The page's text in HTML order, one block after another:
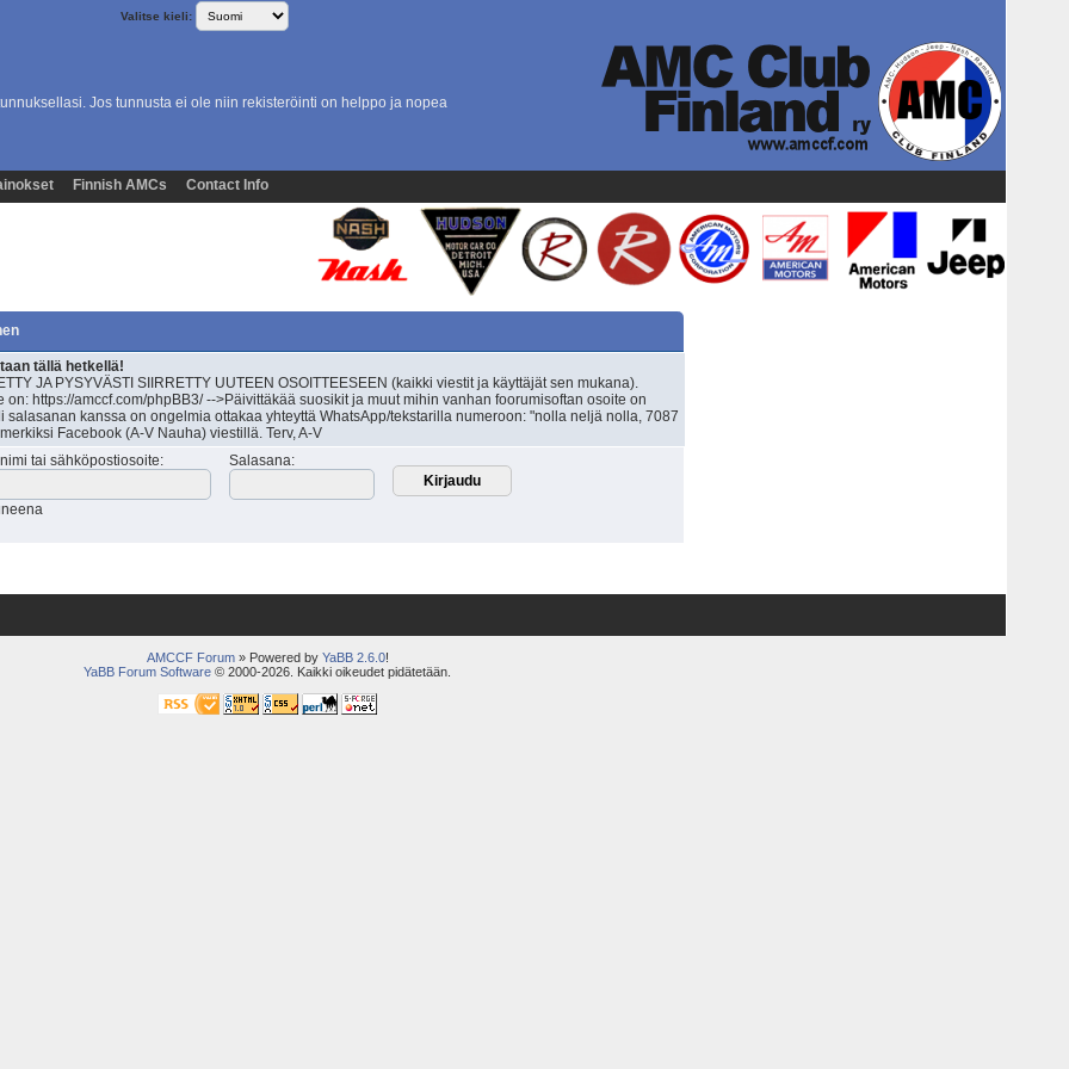
Valitse kieli:
Jos tunnusta ei ole niin rekisteröinti on helppo ja nopea
Finnish AMCs Contact Info
tällä hetkellä!
JA PYSYVÄSTI SIIRRETTY UUTEEN OSOITTEESEEN (kaikki viestit ja käyttäjät sen mukana).
on: https://amccf.com/phpBB3/ -->Päivittäkää suosikit ja muut mihin vanhan foorumisoftan osoite on
salasanan kanssa on ongelmia ottakaa yhteyttä WhatsApp/tekstarilla numeroon: "nolla neljä nolla, 7087
Facebook (A-V Nauha) viestillä. Terv, A-V
tai sähköpostiosoite: Salasana:
AMCCF Forum» Powered by YaBB 2.6.0!
YaBB Forum Software © 2000-2026. Kaikki oikeudet pidätetään.